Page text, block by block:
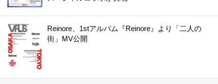
Reinore、1stアルバム『Reinore』より「二人の
街」MV公開